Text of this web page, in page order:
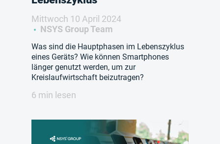
Mittwoch 10 April 2024
NSYS Group Team
Was sind die Hauptphasen im Lebenszyklus
eines Geräts? Wie können Smartphones
länger genutzt werden, um zur
Kreislaufwirtschaft beizutragen?
6 min lesen